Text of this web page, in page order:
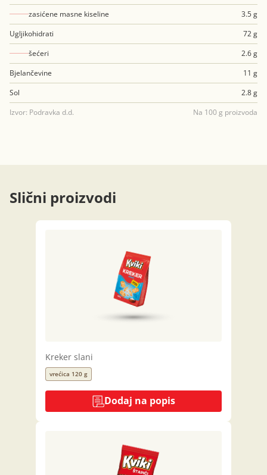
zasićene masne kiseline
3.5 g
Ugljikohidrati
72 g
šećeri
2.6 g
Bjelančevine
11 g
Sol
2.8 g
Izvor: Podravka d.d.
Na 100 g proizvoda
Slični proizvodi
Kreker slani
vrećica 120 g
Dodaj na popis